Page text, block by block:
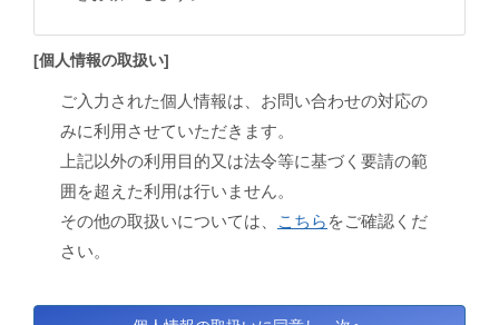
[個人情報の取扱い]
ご入力された個人情報は、お問い合わせの対応の
みに利用させていただきます。
上記以外の利用目的又は法令等に基づく要請の範
囲を超えた利用は行いません。
その他の取扱いについては、
こちら をご確認くだ
さい。